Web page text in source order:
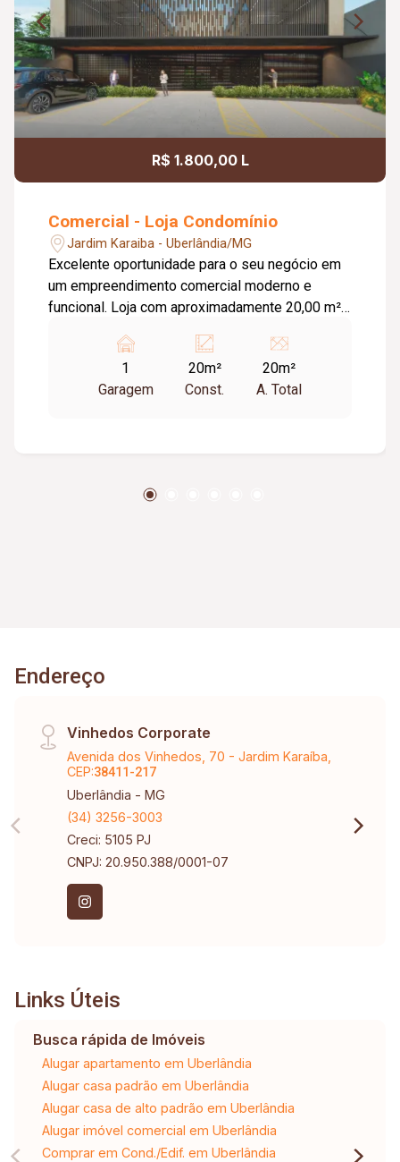
R$ 1.800,00 L
Comercial - Loja Condomínio
Jardim Karaiba - Uberlândia/MG
Excelente oportunidade para o seu negócio em
um empreendimento comercial moderno e
funcional. Loja com aproximadamente 20,00 m²,
espaço prático, bem estruturado e pronto para
receber clientes. O empreendimento oferece
uma completa infraestrutura compartilhada,
para as operações do dia a dia. Conta ainda com
1
Garagem
20m²
Const.
20m²
A. Total
Endereço
Vinhedos Corporate
Avenida dos Vinhedos, 70 - Jardim Karaíba,
CEP:38411-217
Uberlândia - MG
(34) 3256-3003
Creci: 5105 PJ
CNPJ: 20.950.388/0001-07
Links Úteis
Busca rápida de Imóveis
Alugar apartamento em Uberlândia
Alugar casa padrão em Uberlândia
Alugar casa de alto padrão em Uberlândia
Alugar imóvel comercial em Uberlândia
Comprar em Cond./Edif. em Uberlândia